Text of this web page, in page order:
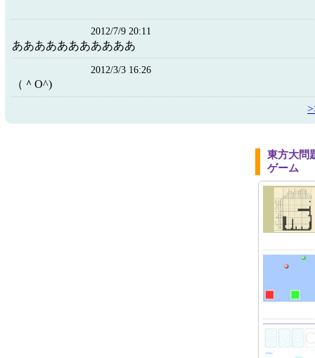
2012/7/9 20:11
あああああああああああ
2012/3/3 16:26
（＾O^)
東方大問
ゲーム